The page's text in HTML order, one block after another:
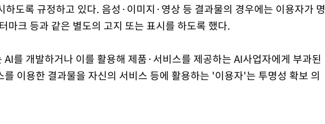
하도록 규정하고 있다. 음성·이미지·영상 등 결과물의 경우에는 이용자가 명
마크 등과 같은 별도의 고지 또는 표시를 하도록 했다.
를 개발하거나 이를 활용해 제품·서비스를 제공하는 AI사업자에게 부과된
이용한 결과물을 자신의 서비스 등에 활용하는 '이용자'는 투명성 확보 의